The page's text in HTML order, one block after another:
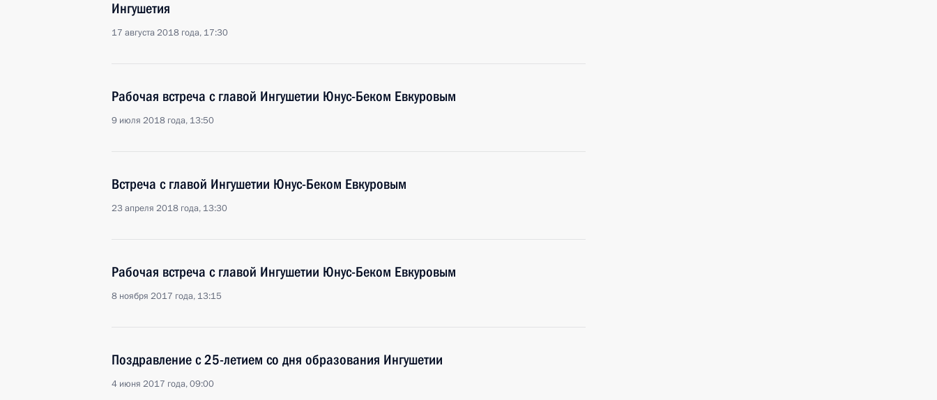
Ингушетия
17 августа 2018 года, 17:30
Рабочая встреча с главой Ингушетии Юнус-Беком Евкуровым
9 июля 2018 года, 13:50
Встреча с главой Ингушетии Юнус-Беком Евкуровым
23 апреля 2018 года, 13:30
Рабочая встреча с главой Ингушетии Юнус-Беком Евкуровым
8 ноября 2017 года, 13:15
Поздравление с 25-летием со дня образования Ингушетии
4 июня 2017 года, 09:00